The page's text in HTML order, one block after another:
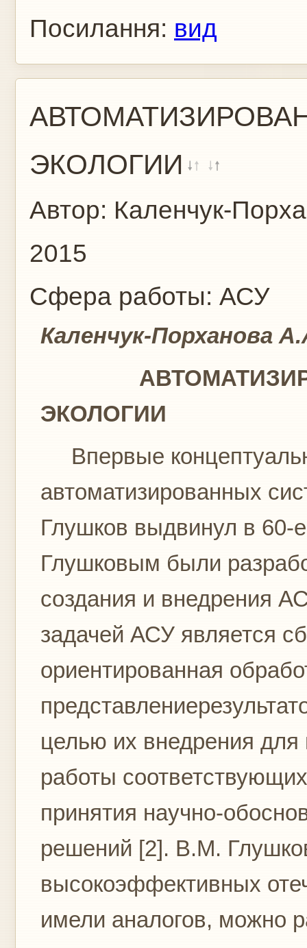
Посилання: вид
ЭКОЛОГИИ
Автор: Каленчук-
2015
Сфера работы: АСУ
Каленчук-Порханова
ЭКОЛОГИИ
Впервые
автоматизированных
Глушков выдвинул в 60-
Глушковым были
создания и внедрения
задачей АСУ является
ориентированная
целью их внедрения
работы
принятия научно-
решений [2]. В.М.
высокоэффективных
имели аналогов, можно